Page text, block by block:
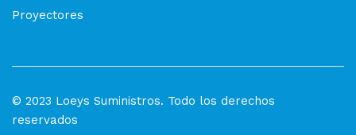
Proyectores
© 2023 Loeys Suministros. Todo los derechos
reservados